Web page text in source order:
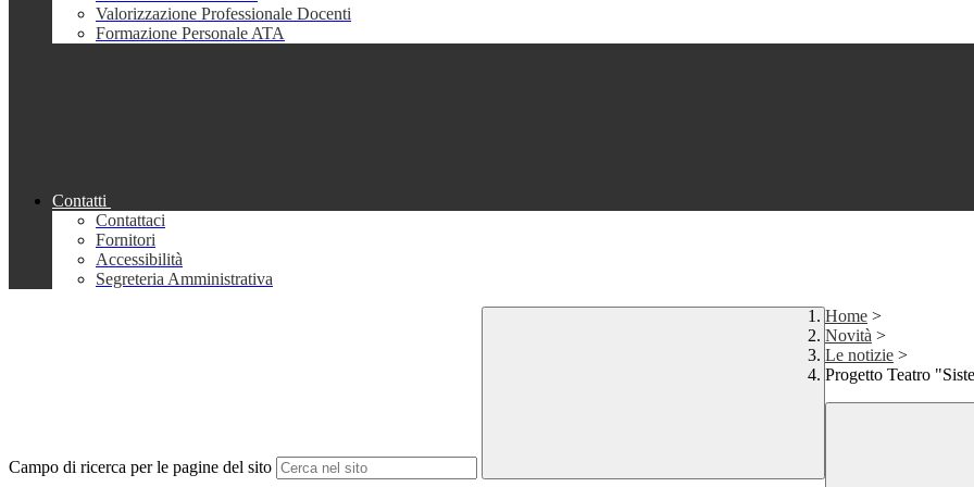
Valorizzazione Professionale Docenti
Formazione Personale ATA
Contatti
Contattaci
Fornitori
Accessibilità
Segreteria Amministrativa
Campo di ricerca per le pagine del sito
Home >
Novità >
Le notizie >
Progetto Teatro